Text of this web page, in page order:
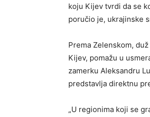
koju Kijev tvrdi da se
poručio je, ukrajinske
Prema Zelenskom,
Kijev, pomažu u
zamerku Aleksandru
predstavlja direktnu
„U regionima koji se